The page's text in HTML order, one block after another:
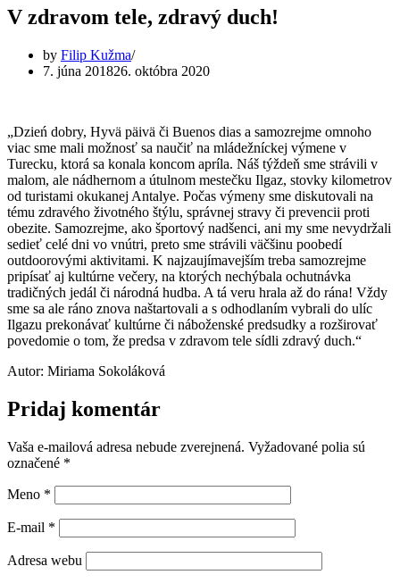
V zdravom tele, zdravý duch!
by Filip Kužma
7. júna 201826. októbra 2020
„Dzień dobry, Hyvä päivä či Buenos dias a samozrejme omnoho
viac sme mali možnosť sa naučiť na mládežníckej výmene v
Turecku, ktorá sa konala koncom apríla. Náš týždeň sme strávili v
malom, ale nádhernom a útulnom mestečku Ilgaz, stovky kilometrov
od turistami okukanej Antalye. Počas výmeny sme diskutovali na
tému zdravého životného štýlu, správnej stravy či prevencii proti
obezite. Samozrejme, ako športový nadšenci, ani my sme nevydržali
sedieť celé dni vo vnútri, preto sme strávili väčšinu poobedí
outdoorovými aktivitami. K najzaujímavejším treba samozrejme
pripísať aj kultúrne večery, na ktorých nechýbala ochutnávka
tradičných jedál či národná hudba. A tá veru hrala až do rána! Vždy
sme sa ale ráno znova naštartovali a s odhodlaním vybrali do ulíc
Ilgazu prekonávať kultúrne či náboženské predsudky a rozširovať
povedomie o tom, že predsa v zdravom tele sídli zdravý duch.“
Autor: Miriama Sokoláková
Pridaj komentár
Vaša e-mailová adresa nebude zverejnená. Vyžadované polia sú
označené *
Meno *
E-mail *
Adresa webu